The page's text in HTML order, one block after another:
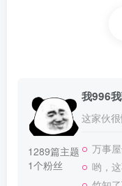
1289篇主题
1个粉丝
我996
这家伙
万事
哟，这